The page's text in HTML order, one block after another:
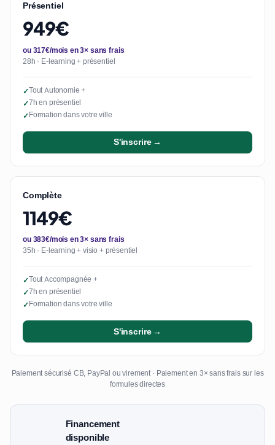
Présentiel
949€
ou 317€/mois en 3× sans frais
28h · E-learning + présentiel
✓Tout Autonomie +
✓7h en présentiel
✓Formation dans votre ville
S'inscrire →
Complète
1149€
ou 383€/mois en 3× sans frais
35h · E-learning + visio + présentiel
✓Tout Accompagnée +
✓7h en présentiel
✓Formation dans votre ville
S'inscrire →
Paiement sécurisé CB, PayPal ou virement · Paiement en 3× sans frais sur les
formules directes
Financement
disponible